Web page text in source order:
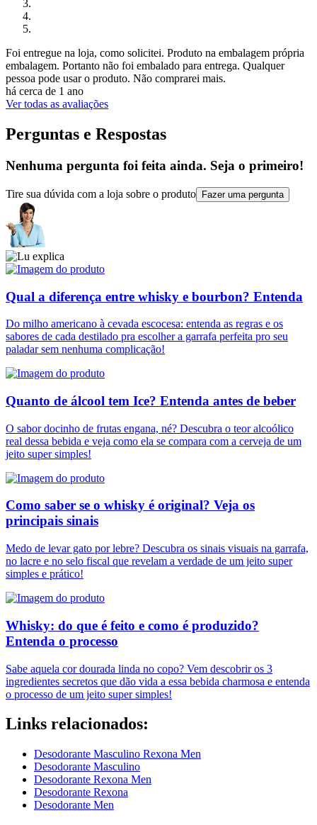
Foi entregue na loja, como solicitei. Produto na embalagem própria
embalagem. Portanto não foi embalado para entrega. Qualquer
pessoa pode usar o produto. Não comprarei mais.
há cerca de 1 ano
Ver todas as avaliações
Perguntas e Respostas
Nenhuma pergunta foi feita ainda. Seja o primeiro!
Tire sua dúvida com a loja sobre o produto Fazer uma pergunta
Qual a diferença entre whisky e bourbon? Entenda
Do milho americano à cevada escocesa: entenda as regras e os
sabores de cada destilado pra escolher a garrafa perfeita pro seu
paladar sem nenhuma complicação!
Quanto de álcool tem Ice? Entenda antes de beber
O sabor docinho de frutas engana, né? Descubra o teor alcoólico
real dessa bebida e veja como ela se compara com a cerveja de um
jeito super simples!
Como saber se o whisky é original? Veja os
principais sinais
Medo de levar gato por lebre? Descubra os sinais visuais na garrafa,
no lacre e no selo fiscal que revelam a verdade de um jeito super
simples e prático!
Whisky: do que é feito e como é produzido?
Entenda o processo
Sabe aquela cor dourada linda no copo? Vem descobrir os 3
ingredientes secretos que dão vida a essa bebida charmosa e entenda
o processo de um jeito super simples!
Links relacionados:
Desodorante Masculino Rexona Men
Desodorante Masculino
Desodorante Rexona Men
Desodorante Rexona
Desodorante Men